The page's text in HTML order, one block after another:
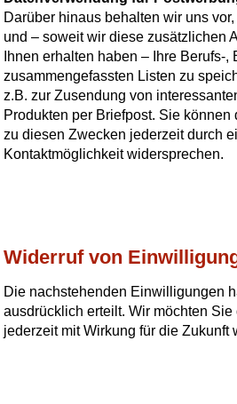
Darüber hinaus behalten wir uns
und – soweit wir diese zusätzlichen
Ihnen erhalten haben – Ihre Berufs-
zusammengefassten Listen zu
z.B. zur Zusendung von
Produkten per Briefpost. Sie
zu diesen Zwecken jederzeit durch
Kontaktmöglichkeit widersprechen.
Widerruf von
Die nachstehenden Einwilligungen
ausdrücklich erteilt. Wir möchten
jederzeit mit Wirkung für die Zukunft